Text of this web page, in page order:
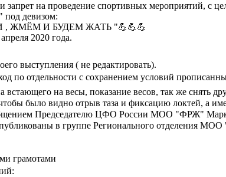
на проведение спортивных мероприятий, с
девизом:
ЖМЁМ И БУДЕМ ЖАТЬ "💪💪💪
2020 года.
выступления ( не редактировать).
по отдельности с сохранением условий
на весы, показание весов, так же снять
было видно отрыв таза и фиксацию локтей, а
Председателю ЦФО России МОО "ФРЖ"
в группе Регионального отделения
грамотами